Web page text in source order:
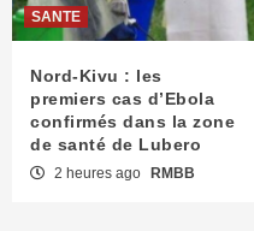
SANTE
Nord-Kivu : les
premiers cas d’Ebola
confirmés dans la zone
de santé de Lubero
2 heures ago RMBB